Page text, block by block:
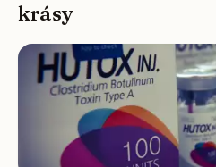
krásy